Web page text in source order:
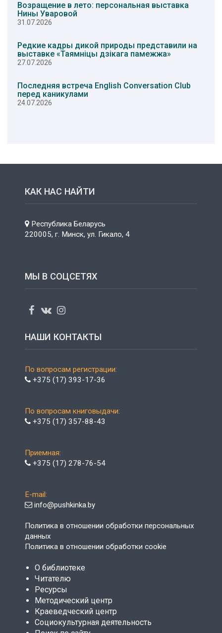
Возращение в лето: персональная выставка
Нины Уваровой
31.07.2026
Редкие кадры дикой природы представили на
выставке «Таямніцы дзікага памежжа»
27.07.2026
Последняя встреча English Conversation Club
перед каникулами
24.07.2026
КАК НАС НАЙТИ
Республика Беларусь
220005, г. Минск, ул. Гикало, 4
МЫ В СОЦСЕТЯХ
НАШИ КОНТАКТЫ
По вопросам регистрации:
+375 (17) 393-17-36
По вопросам книговыдачи:
+375 (17) 357-88-43
Приемная:
+375 (17) 278-76-54
E-mail:
info@pushkinka.by
Политика в отношении обработки персональных
данных
Политика в отношении обработки cookie
О библиотеке
Читателю
Ресурсы
Методический центр
Краеведческий центр
Социокультурная деятельность